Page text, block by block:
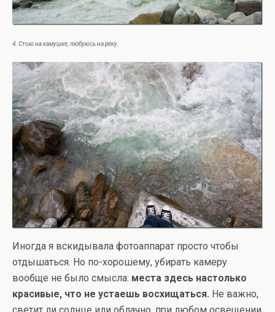
4. Стою на камушке, любуюсь на реку.
Иногда я вскидывала фотоаппарат просто чтобы
отдышаться. Но по-хорошему, убирать камеру
вообще не было смысла: места здесь настолько
красивые, что не устаешь восхищаться. Не важно,